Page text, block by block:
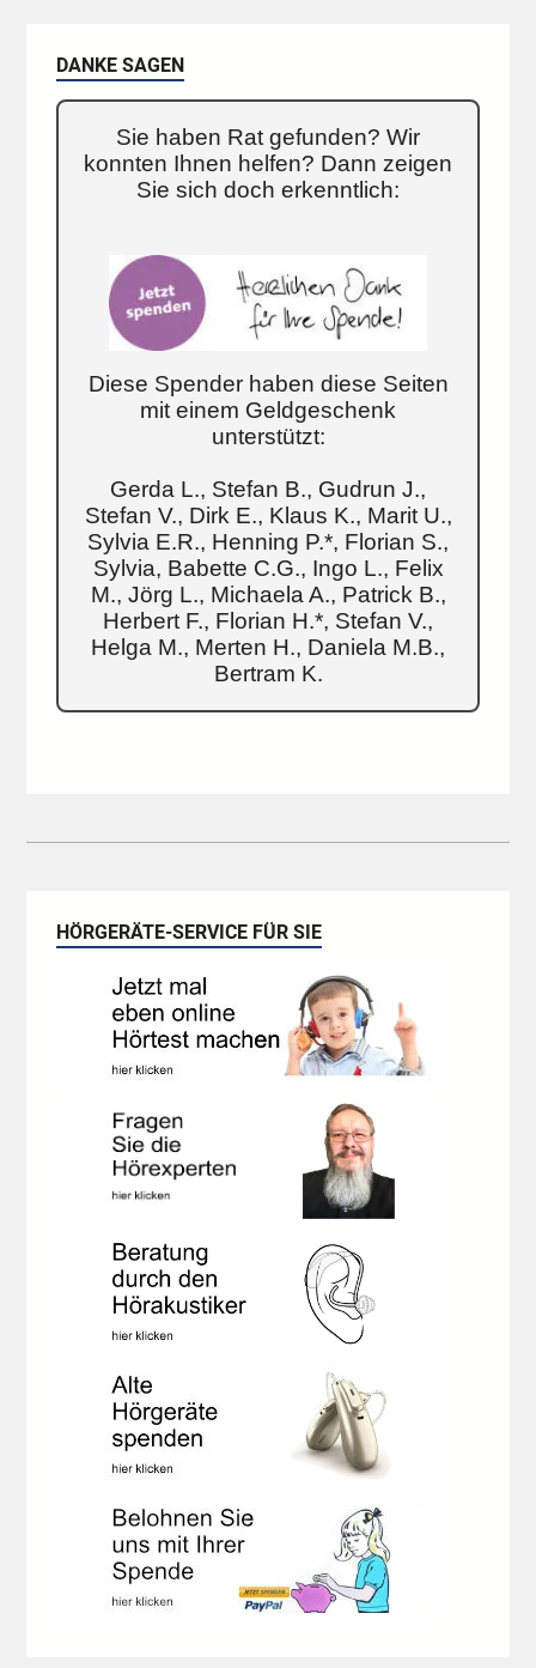
DANKE SAGEN
Sie haben Rat gefunden? Wir
konnten Ihnen helfen? Dann zeigen
Sie sich doch erkenntlich:
Diese Spender haben diese Seiten
mit einem Geldgeschenk
unterstützt:
Gerda L., Stefan B., Gudrun J.,
Stefan V., Dirk E., Klaus K., Marit U.,
Sylvia E.R., Henning P.*, Florian S.,
Sylvia, Babette C.G., Ingo L., Felix
M., Jörg L., Michaela A., Patrick B.,
Herbert F., Florian H.*, Stefan V.,
Helga M., Merten H., Daniela M.B.,
Bertram K.
HÖRGERÄTE-SERVICE FÜR SIE